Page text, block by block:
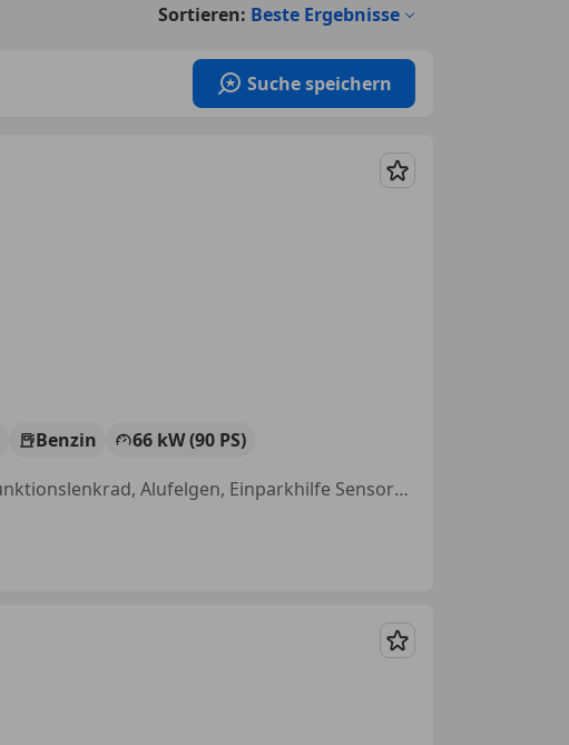
Sortieren: Beste Ergebnisse
Suche speichern
Merken
Benzin
66 kW (90 PS)
Garantie, Scheckheftgepflegt, Nichtraucherfahrzeug, Multifunktionslenkrad, Alufelgen, Einparkhilfe Sensoren hinten, Klimaanlage, Dachreling
Merken